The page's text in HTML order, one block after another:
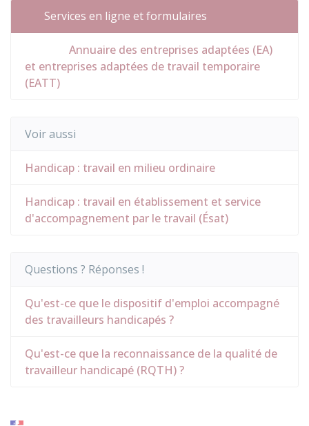
Services en ligne et formulaires
Annuaire des entreprises adaptées (EA)
et entreprises adaptées de travail temporaire
(EATT)
Voir aussi
Handicap : travail en milieu ordinaire
Handicap : travail en établissement et service
d'accompagnement par le travail (Ésat)
Questions ? Réponses !
Qu'est-ce que le dispositif d'emploi accompagné
des travailleurs handicapés ?
Qu'est-ce que la reconnaissance de la qualité de
travailleur handicapé (RQTH) ?